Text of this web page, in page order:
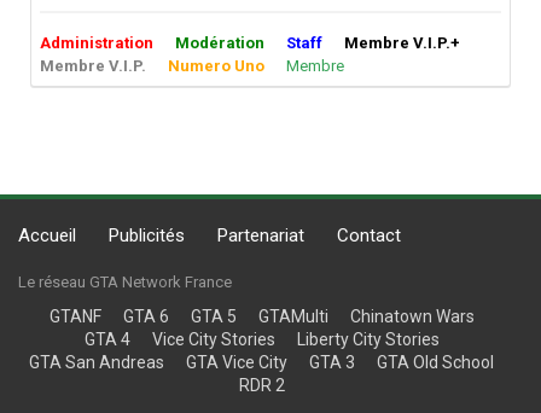
Administration Modération Staff
Membre V.I.P.+
Membre V.I.P.
Numero Uno Membre
Accueil Publicités Partenariat Contact
Le réseau GTA Network France
GTANF GTA 6 GTA 5 GTAMulti
Chinatown Wars
GTA 4
Vice City Stories
Liberty City Stories
GTA San Andreas
GTA Vice City GTA 3
GTA Old School
RDR 2